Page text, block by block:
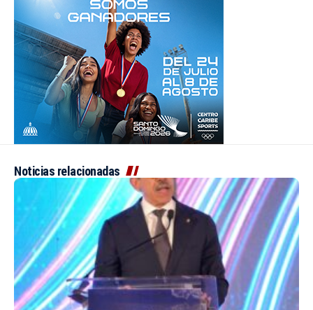
Noticias relacionadas